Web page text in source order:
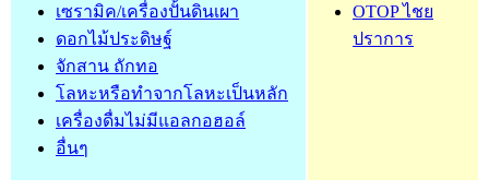
OTOP ไชย
ปราการ
เซรามิค/เครื่องปั้นดินเผา
ดอกไม้ประดิษฐ์
จักสาน ถักทอ
โลหะหรือทำจากโลหะเป็นหลัก
เครื่องดื่มไม่มีแอลกอฮอล์
อื่นๆ